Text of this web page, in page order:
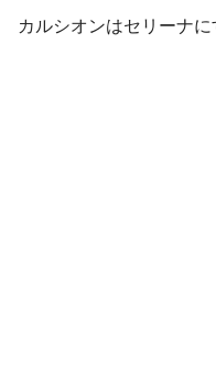
カルシオンはセリーナに